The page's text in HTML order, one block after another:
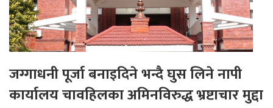
जग्गाधनी पूर्जा बनाइदिने भन्दै घुस लिने नापी
कार्यालय चावहिलका अमिनविरुद्ध भ्रष्टाचार मुद्दा